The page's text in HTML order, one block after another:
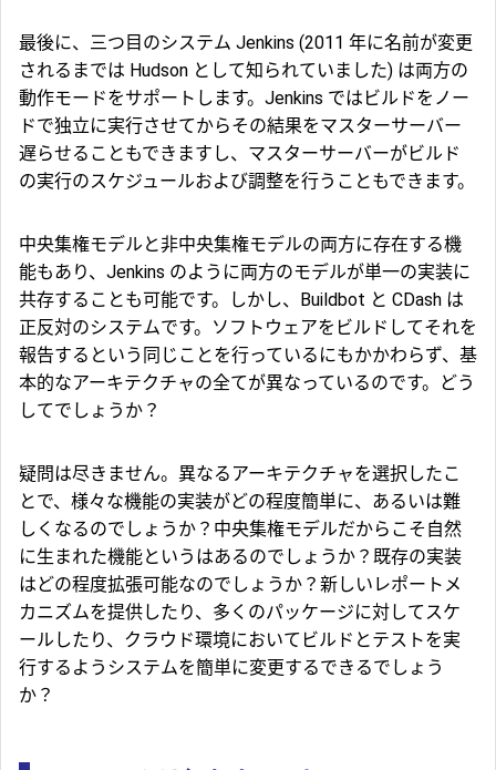
最後に、三つ目のシステム Jenkins (2011 年に名前が変更
されるまでは Hudson として知られていました) は両方の
動作モードをサポートします。Jenkins ではビルドをノー
ドで独立に実行させてからその結果をマスターサーバー
遅らせることもできますし、マスターサーバーがビルド
の実行のスケジュールおよび調整を行うこともできます。
中央集権モデルと非中央集権モデルの両方に存在する機
能もあり、Jenkins のように両方のモデルが単一の実装に
共存することも可能です。しかし、Buildbot と CDash は
正反対のシステムです。ソフトウェアをビルドしてそれを
報告するという同じことを行っているにもかかわらず、基
本的なアーキテクチャの全てが異なっているのです。どう
してでしょうか？
疑問は尽きません。異なるアーキテクチャを選択したこ
とで、様々な機能の実装がどの程度簡単に、あるいは難
しくなるのでしょうか？中央集権モデルだからこそ自然
に生まれた機能というはあるのでしょうか？既存の実装
はどの程度拡張可能なのでしょうか？新しいレポートメ
カニズムを提供したり、多くのパッケージに対してスケ
ールしたり、クラウド環境においてビルドとテストを実
行するようシステムを簡単に変更するできるでしょう
か？